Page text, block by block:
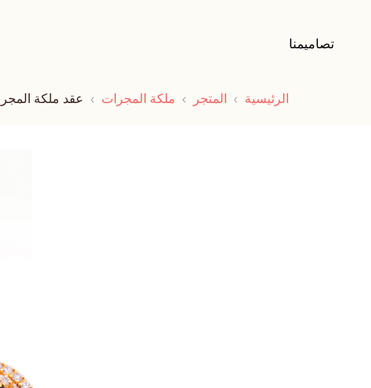
تصاميمنا
الرئيسية المتجر ملكة المجرات عقد ملكة